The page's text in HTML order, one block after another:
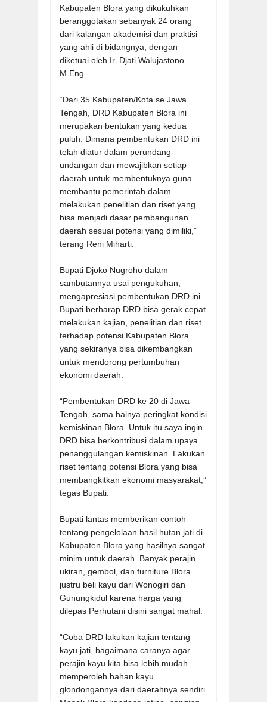
Kabupaten Blora yang dikukuhkan
beranggotakan sebanyak 24 orang
dari kalangan akademisi dan praktisi
yang ahli di bidangnya, dengan
diketuai oleh Ir. Djati Walujastono
M.Eng.
“Dari 35 Kabupaten/Kota se Jawa
Tengah, DRD Kabupaten Blora ini
merupakan bentukan yang kedua
puluh. Dimana pembentukan DRD ini
telah diatur dalam perundang-
undangan dan mewajibkan setiap
daerah untuk membentuknya guna
membantu pemerintah dalam
melakukan penelitian dan riset yang
bisa menjadi dasar pembangunan
daerah sesuai potensi yang dimiliki,”
terang Reni Miharti.
Bupati Djoko Nugroho dalam
sambutannya usai pengukuhan,
mengapresiasi pembentukan DRD ini.
Bupati berharap DRD bisa gerak cepat
melakukan kajian, penelitian dan riset
terhadap potensi Kabupaten Blora
yang sekiranya bisa dikembangkan
untuk mendorong pertumbuhan
ekonomi daerah.
“Pembentukan DRD ke 20 di Jawa
Tengah, sama halnya peringkat kondisi
kemiskinan Blora. Untuk itu saya ingin
DRD bisa berkontribusi dalam upaya
penanggulangan kemiskinan. Lakukan
riset tentang potensi Blora yang bisa
membangkitkan ekonomi masyarakat,”
tegas Bupati.
Bupati lantas memberikan contoh
tentang pengelolaan hasil hutan jati di
Kabupaten Blora yang hasilnya sangat
minim untuk daerah. Banyak perajin
ukiran, gembol, dan furniture Blora
justru beli kayu dari Wonogiri dan
Gunungkidul karena harga yang
dilepas Perhutani disini sangat mahal.
“Coba DRD lakukan kajian tentang
kayu jati, bagaimana caranya agar
perajin kayu kita bisa lebih mudah
memperoleh bahan kayu
glondongannya dari daerahnya sendiri.